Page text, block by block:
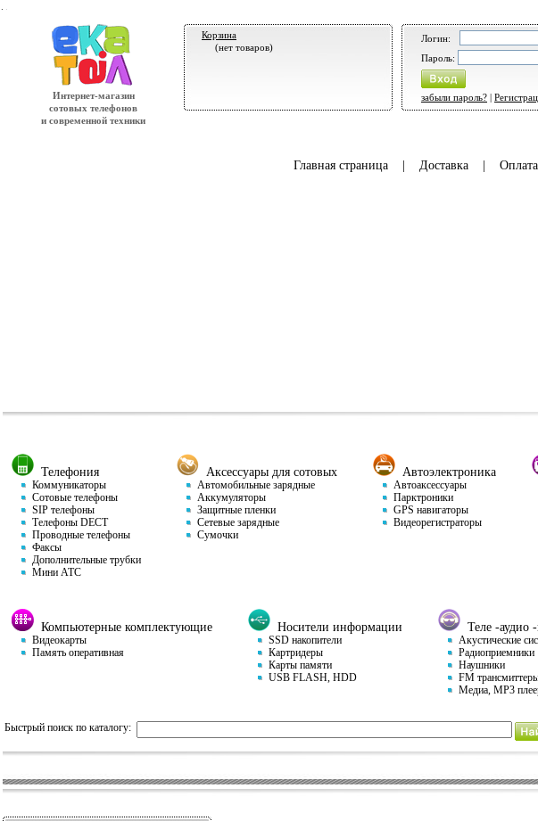
Интернет-магазин
сотовых телефонов
и современной техники
Корзина
(нет товаров)
Логин:
Пароль:
забыли пароль? |
Главная страница| Доставка| Оплата
Телефония
Коммуникаторы
Сотовые телефоны
SIP телефоны
Телефоны DECT
Проводные телефоны
Факсы
Дополнительные трубки
Мини АТС
Аксессуары для сотовых
Автомобильные зарядные
Аккумуляторы
Защитные пленки
Сетевые зарядные
Сумочки
Автоэлектроника
Автоаксессуары
Парктроники
GPS навигаторы
Видеорегистраторы
Компьютерные комплектующие
Видеокарты
Память оперативная
Носители информации
SSD накопители
Картридеры
Карты памяти
USB FLASH, HDD
Теле -аудио
Акустические
Радиоприемники
Наушники
FM
Медиа, MP3
Быстрый поиск по каталогу: